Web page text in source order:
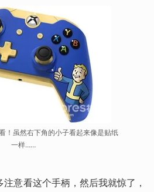
！虽然右下角的小子看起来像是贴纸
一样……
意看这个手柄，然后我就惊了，